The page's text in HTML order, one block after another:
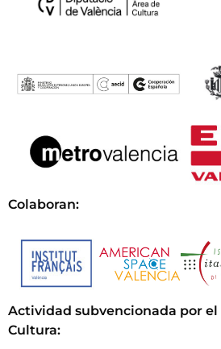
Colaboran:
Actividad subvencionada por
Cultura: